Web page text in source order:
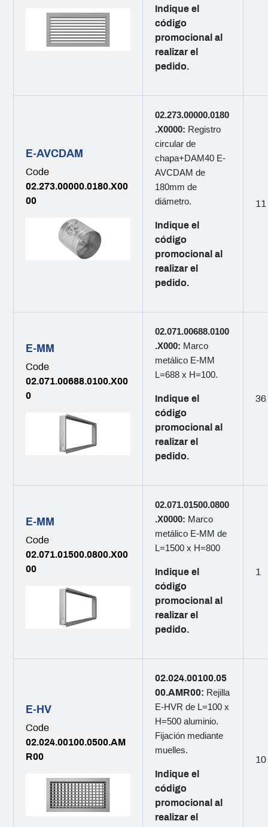
Indique el
código
promocional al
realizar el
pedido.
E-AVCDAM
Code
02.273.00000.0180.X00
00
02.273.00000.0180
.X0000: Registro
circular de
chapa+DAM40 E-
AVCDAM de
180mm de
diámetro.
Indique el
código
promocional al
realizar el
pedido.
11
E-MM
Code
02.071.00688.0100.X00
0
02.071.00688.0100
.X000: Marco
metálico E-MM
L=688 x H=100.
Indique el
código
promocional al
realizar el
pedido.
36
E-MM
Code
02.071.01500.0800.X00
00
02.071.01500.0800
.X0000: Marco
metálico E-MM de
L=1500 x H=800
Indique el
código
promocional al
realizar el
pedido.
1
E-HV
Code
02.024.00100.0500.AM
R00
02.024.00100.05
00.AMR00: Rejilla
E-HVR de L=100 x
H=500 aluminio.
Fijación mediante
muelles.
Indique el
código
promocional al
realizar el
10